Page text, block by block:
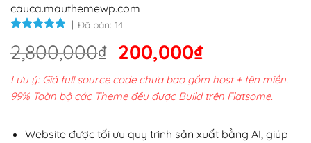
cauca.mauthemewp.com
Đã bán: 14
2,800,000₫ Giá
gốc
là:
2,800,000₫.
200,000₫Giá
hiện
tại
200,000₫.
Lưu ý: Giá full source code chưa bao gồm host + tên miền.
99% Toàn bộ các Theme đều được Build trên Flatsome.
Website được tối ưu quy trình sản xuất bằng AI, giúp